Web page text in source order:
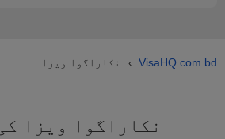
VisaHQ.com.bd
› نکاراگوا ویزا
نکاراگوا ویزا